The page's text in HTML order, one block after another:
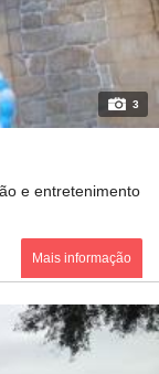
3
e entretenimento
Mais informação